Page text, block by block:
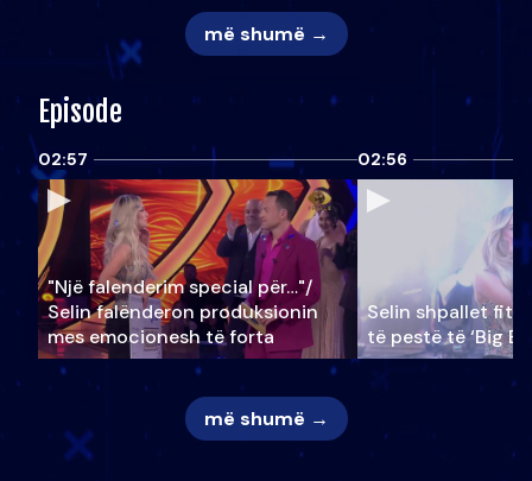
më shumë →
Episode
02:57
"Një falenderim special për…"/
Selin falënderon produksionin
mes emocionesh të forta
02:56
Selin shpallet
të pestë të ‘Big
më shumë →